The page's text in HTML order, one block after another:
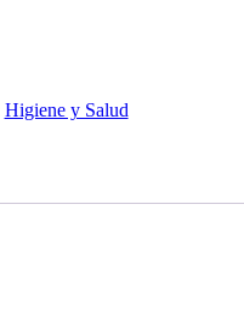
Higiene y Salud